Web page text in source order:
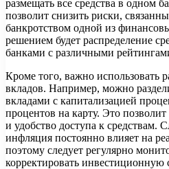
размещать все средства в одном
позволит снизить риски,
банкротством одной из
решением будет распределение
банками с различными
Кроме того, важно использовать
вкладов. Например, можно
вкладами с капитализацией
процентов на карту. Это
и удобство доступа к средствам.
инфляция постоянно влияет на
поэтому следует регулярно
корректировать инвестиционную